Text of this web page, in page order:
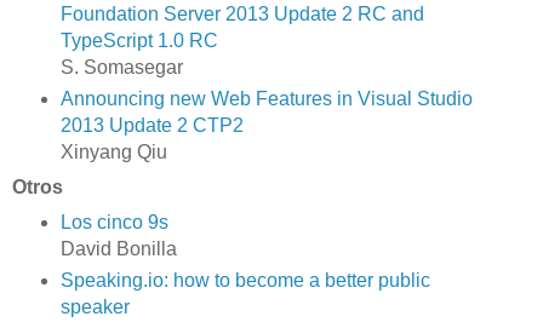
Foundation Server 2013 Update 2 RC and
TypeScript 1.0 RC
S. Somasegar
Announcing new Web Features in Visual Studio
2013 Update 2 CTP2
Xinyang Qiu
Otros
Los cinco 9s
David Bonilla
Speaking.io: how to become a better public
speaker